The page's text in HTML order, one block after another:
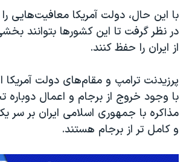
با این حال، دولت آمریکا معافیت‌هایی
در نظر گرفت تا این کشورها بتوانند
از ایران را حفظ کنند.
پرزیدنت ترامپ و مقام‌های دولت آمریکا
با وجود خروج از برجام و اعمال دوباره
مذاکره با جمهوری اسلامی ایران بر سر
و کامل تر از برجام هستند.